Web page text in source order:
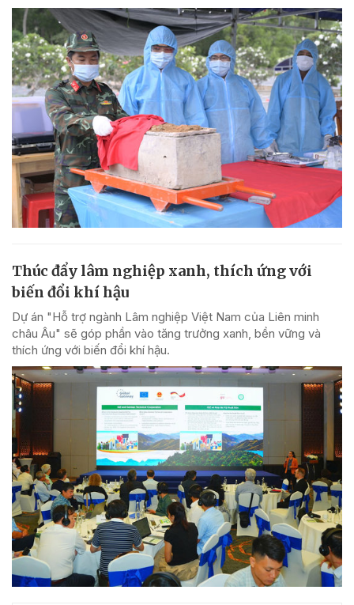
Thúc đẩy lâm nghiệp xanh, thích ứng với
biến đổi khí hậu
Dự án "Hỗ trợ ngành Lâm nghiệp Việt Nam của Liên minh
châu Âu" sẽ góp phần vào tăng trưởng xanh, bền vững và
thích ứng với biến đổi khí hậu.